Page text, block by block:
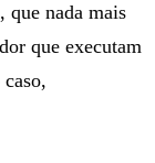
que nada mais
que executam